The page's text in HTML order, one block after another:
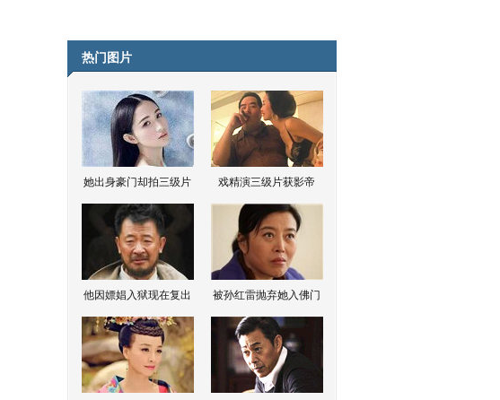
热门图片
她出身豪门却拍三级片 戏精演三级片获影帝
他因嫖娼入狱现在复出 被孙红雷抛弃她入佛门